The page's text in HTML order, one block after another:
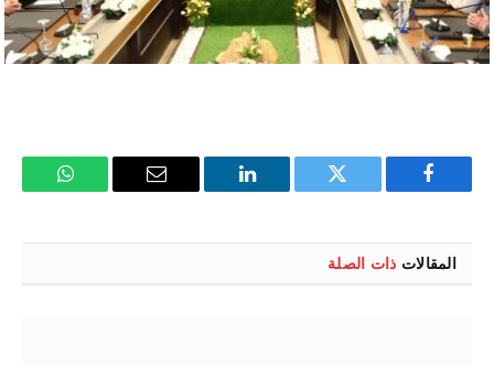
فيسبوك تويتر لينكدإن
البريد
واتساب
المقالات ذات الصلة